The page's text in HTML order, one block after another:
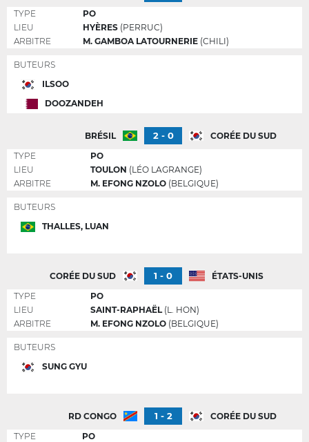
TYPE
PO
LIEU
HYÈRES (PERRUC)
ARBITRE
M. GAMBOA LATOURNERIE (CHILI)
BUTEURS
ILSOO
DOOZANDEH
BRÉSIL 2 - 0
CORÉE DU SUD
TYPE
PO
LIEU
TOULON (LÉO LAGRANGE)
ARBITRE
M. EFONG NZOLO (BELGIQUE)
BUTEURS
THALLES, LUAN
CORÉE DU SUD 1 - 0
ÉTATS-UNIS
TYPE
PO
LIEU
SAINT-RAPHAËL(L. HON)
ARBITRE
M. EFONG NZOLO (BELGIQUE)
BUTEURS
SUNG GYU
RD CONGO 1 - 2
CORÉE DU SUD
TYPE
PO